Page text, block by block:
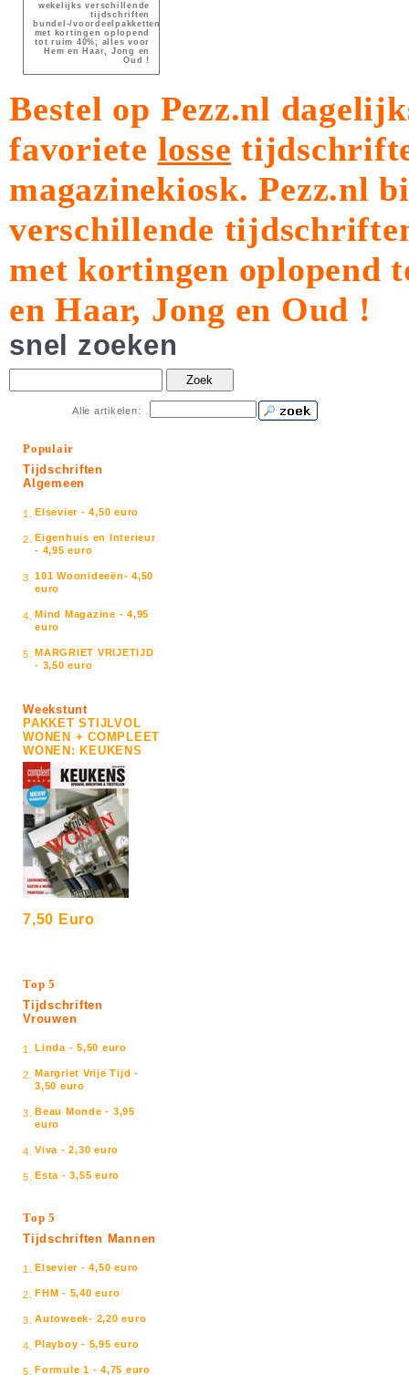
wekelijks verschillende
tijdschriften
bundel-/voordeelpakketten
met kortingen oplopend
tot ruim 40%; alles voor
Hem en Haar, Jong en
Oud !
Bestel op Pezz.nl
favoriete losse
magazinekiosk.Pezz.nl
verschillende
met kortingen oplopend
en Haar, Jong en Oud !
snel zoeken
Zoek
Alle artikelen:
Populair
Tijdschriften
Algemeen
1. Elsevier - 4,50 euro
2. Eigenhuis en Interieur
- 4,95 euro
3. 101 Woonideeën- 4,50
euro
4. Mind Magazine - 4,95
euro
5. MARGRIET VRIJETIJD
- 3,50 euro
Weekstunt
PAKKET STIJLVOL
WONEN + COMPLEET
WONEN: KEUKENS
7,50 Euro
Top 5
Tijdschriften
Vrouwen
1. Linda - 5,50 euro
2. Margriet Vrije Tijd -
3,50 euro
3. Beau Monde - 3,95
euro
4. Viva - 2,30 euro
5. Esta - 3,55 euro
Top 5
Tijdschriften Mannen
1. Elsevier - 4,50 euro
2. FHM - 5,40 euro
3. Autoweek- 2,20 euro
4. Playboy - 5,95 euro
5. Formule 1 - 4,75 euro